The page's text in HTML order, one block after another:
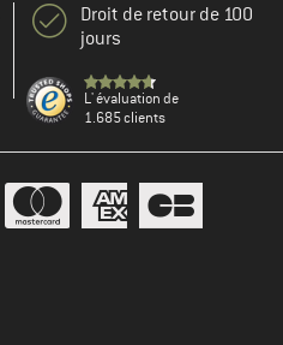
Droit de retour de 100
jours
L' évaluation de
1.685 clients